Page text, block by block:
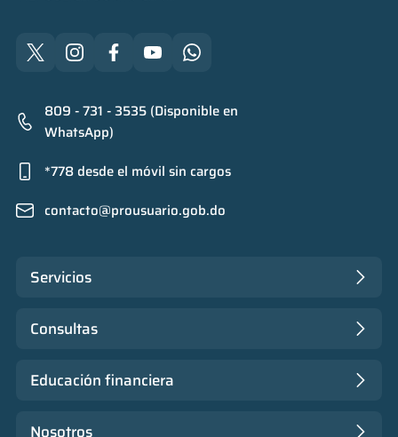
809 - 731 - 3535 (Disponible en
WhatsApp)
*778 desde el móvil sin cargos
contacto@prousuario.gob.do
Servicios
Consultas
Educación financiera
Nosotros